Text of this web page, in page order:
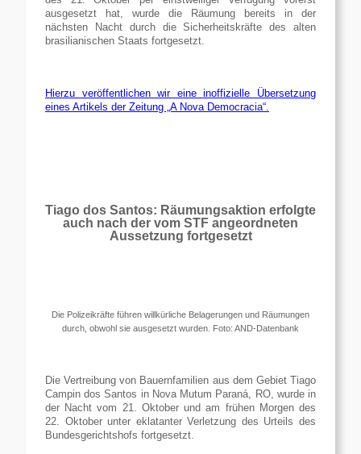
ausgesetzt hat, wurde die Räumung bereits in der
nächsten Nacht durch die Sicherheitskräfte des alten
brasilianischen Staats fortgesetzt.
Hierzu veröffentlichen wir eine inoffizielle Übersetzung
eines Artikels der Zeitung „A Nova Democracia“.
Tiago dos Santos: Räumungsaktion erfolgte
auch nach der vom STF angeordneten
Aussetzung fortgesetzt
Die Polizeikräfte führen willkürliche Belagerungen und Räumungen
durch, obwohl sie ausgesetzt wurden. Foto: AND-Datenbank
Die Vertreibung von Bauernfamilien aus dem Gebiet Tiago
Campin dos Santos in Nova Mutum Paraná, RO, wurde in
der Nacht vom 21. Oktober und am frühen Morgen des
22. Oktober unter eklatanter Verletzung des Urteils des
Bundesgerichtshofs fortgesetzt.